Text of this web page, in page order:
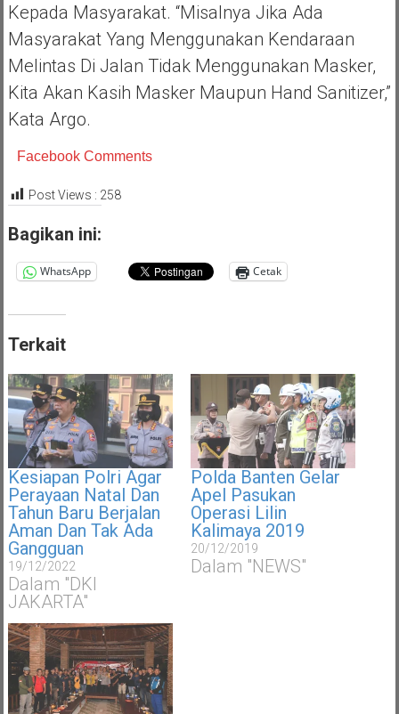
Kepada Masyarakat. “Misalnya Jika Ada
Masyarakat Yang Menggunakan Kendaraan
Melintas Di Jalan Tidak Menggunakan Masker,
Kita Akan Kasih Masker Maupun Hand Sanitizer,”
Kata Argo.
Facebook Comments
Post Views : 258
Bagikan ini:
WhatsApp Cetak
Terkait
Kesiapan Polri Agar
Perayaan Natal Dan
Tahun Baru Berjalan
Aman Dan Tak Ada
Gangguan
19/12/2022
Dalam "DKI
JAKARTA"
Polda Banten Gelar
Apel Pasukan
Operasi Lilin
Kalimaya 2019
20/12/2019
Dalam "NEWS"